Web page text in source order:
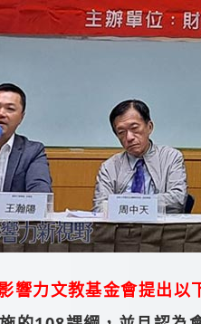
響力文教基金會提出以